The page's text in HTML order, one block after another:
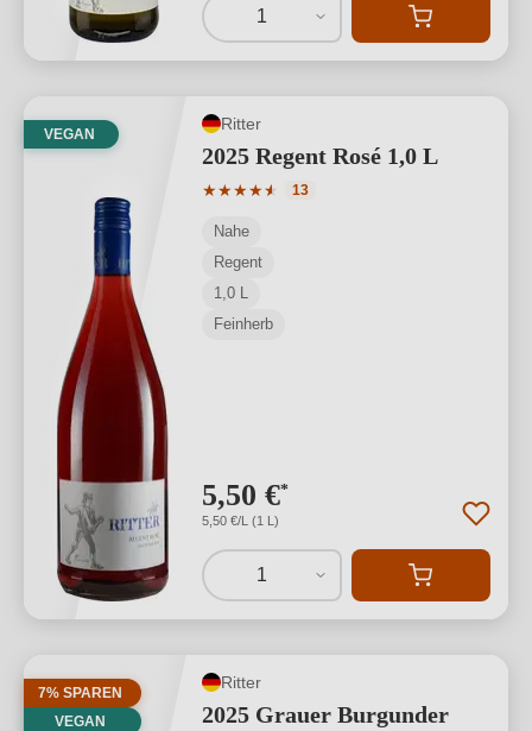
1
VEGAN
Ritter
2025 Regent Rosé 1,0 L
★★★★★
★
Durchschnittliche Bewertung von 4.85
13
Nahe
Regent
1,0 L
Feinherb
5,50 €*
5,50 €/L (1 L)
1
7% SPAREN
VEGAN
Ritter
2025 Grauer Burgunder